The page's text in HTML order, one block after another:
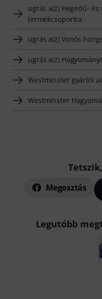
ugrás a(z) Hegedű-
termékcsoportra
ugrás a(z) Vonós
ugrás a(z)
Westminster gyártói
Westminster
Megosztás
Legutóbb